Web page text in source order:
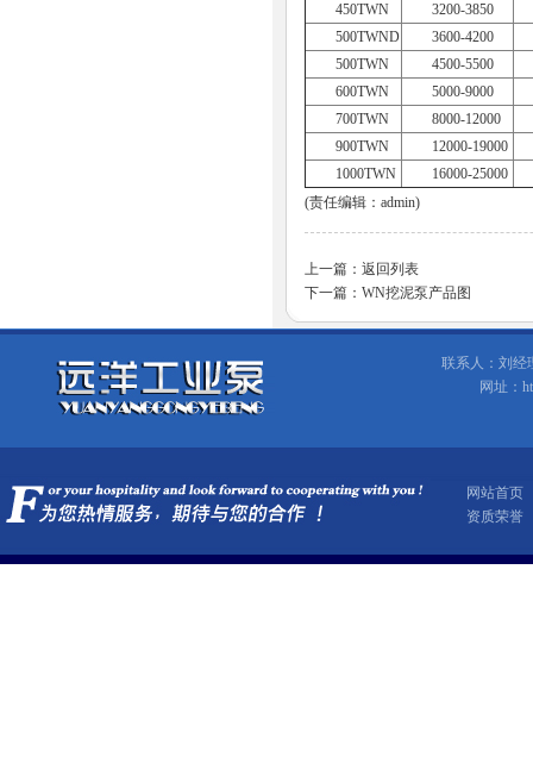
450TWN
3200-3850
500TWND
3600-4200
500TWN
4500-5500
600TWN
5000-9000
700TWN
8000-12000
900TWN
12000-19000
1000TWN
16000-25000
(责任编辑：admin)
上一篇： 返回列表
下一篇： WN挖泥泵产品图
联系人：刘经
网址：
网站首页
资质荣誉